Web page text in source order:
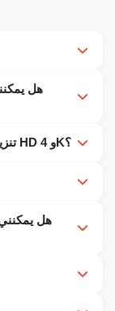
هل
هل يدعم برنامج VidMate تنزيلات الفيديو بجودة HD و 4K؟
هل
والموسيقى